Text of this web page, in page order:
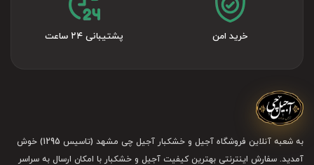
خرید امن پشتیبانی ۲۴ ساعت
به شعبه آنلاین فروشگاه آجیل و خشکبار آجیل چی مشهد (تاسیس 1295) خوش
آمدید. سفارش اینترنتی بهترین کیفیت آجیل و خشکبار با امکان ارسال به سراسر